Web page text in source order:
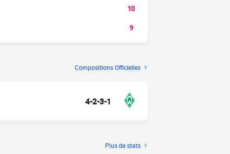
10
9
Compositions Officielles
4-2-3-1
Plus de stats